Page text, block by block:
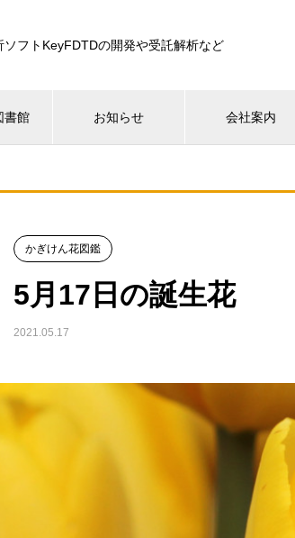
ソフトKeyFDTDの開発や受託解析など
書館 お知らせ 会社案内
かぎけん花図鑑
5月17日の誕生花
2021.05.17